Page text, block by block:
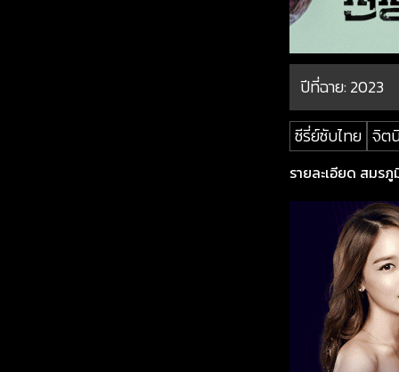
ปีที่ฉาย:2023
ซีรี่ย์ซับไทย จิต
รายละเอียด สมร